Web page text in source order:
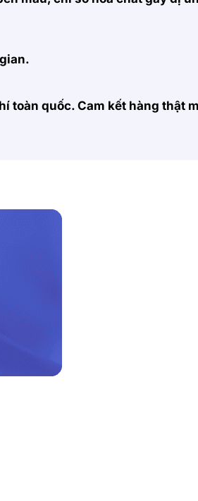
toàn quốc. Cam kết hàng thật